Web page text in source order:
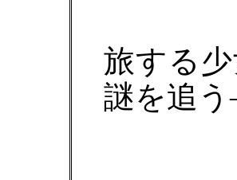
旅する
謎を追